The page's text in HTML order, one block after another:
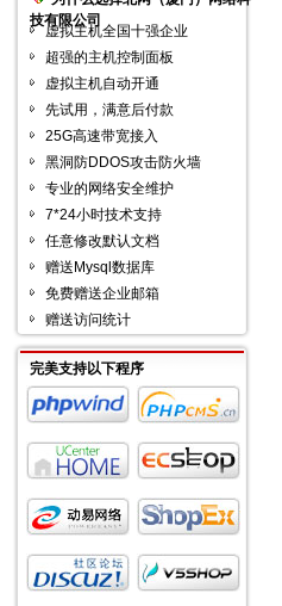
技有限公司
虚拟主机全国十强企业
超强的主机控制面板
虚拟主机自动开通
先试用，满意后付款
25G高速带宽接入
黑洞防DDOS攻击防火墙
专业的网络安全维护
7*24小时技术支持
任意修改默认文档
赠送Mysql数据库
免费赠送企业邮箱
赠送访问统计
完美支持以下程序